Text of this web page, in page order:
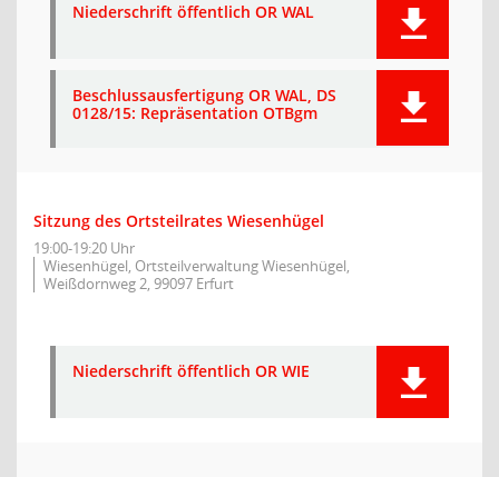
Niederschrift öffentlich OR WAL
Beschlussausfertigung OR WAL, DS
0128/15: Repräsentation OTBgm
Sitzung des Ortsteilrates Wiesenhügel
19:00-19:20 Uhr
Wiesenhügel, Ortsteilverwaltung Wiesenhügel,
Weißdornweg 2, 99097 Erfurt
Niederschrift öffentlich OR WIE